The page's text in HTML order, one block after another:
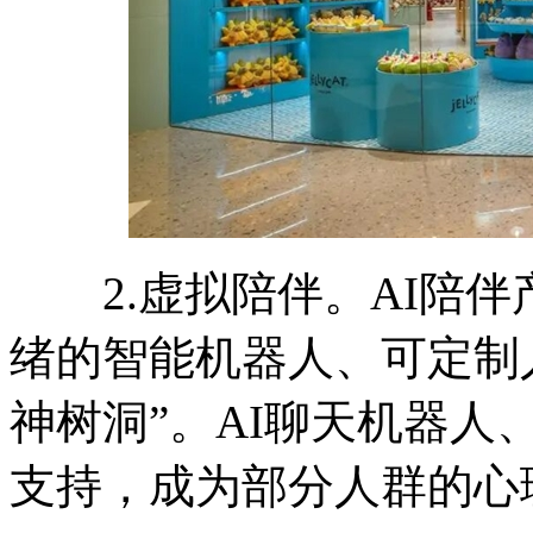
2.虚拟陪伴。AI陪伴
绪的智能机器人、可定
神树洞”。AI聊天机器人
支持，成为部分人群的